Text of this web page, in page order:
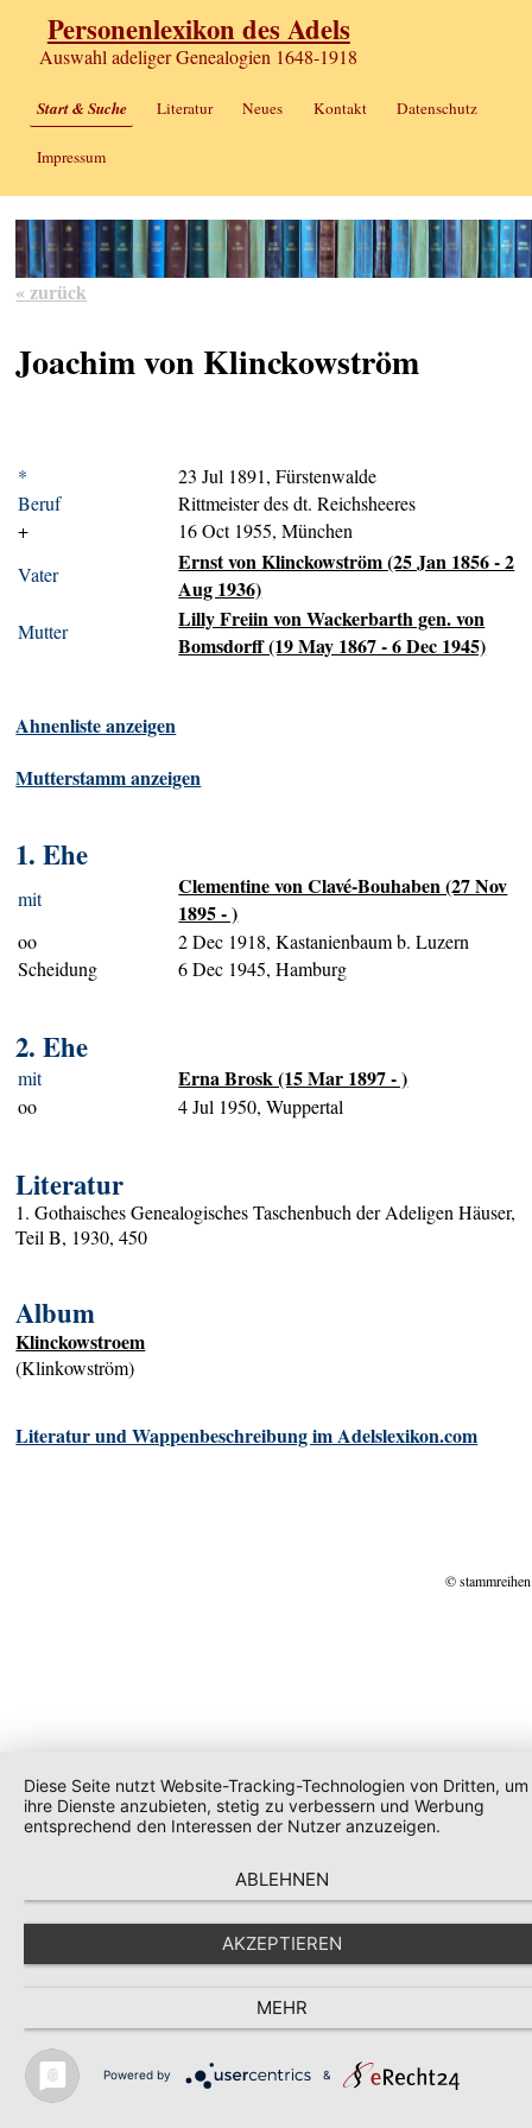
Personenlexikon des Adels
Auswahl adeliger Genealogien 1648-1918
Start & Suche Literatur Neues Kontakt Datenschutz
Impressum
« zurück
Joachim von Klinckowström
*
23 Jul 1891, Fürstenwalde
Beruf
Rittmeister des dt. Reichsheeres
+
16 Oct 1955, München
Vater
Ernst von Klinckowström (25 Jan 1856 - 2
Aug 1936)
Mutter
Lilly Freiin von Wackerbarth gen. von
Bomsdorff (19 May 1867 - 6 Dec 1945)
Ahnenliste anzeigen
Mutterstamm anzeigen
1. Ehe
mit
Clementine von Clavé-Bouhaben (27 Nov
1895 - )
oo
2 Dec 1918, Kastanienbaum b. Luzern
Scheidung
6 Dec 1945, Hamburg
2. Ehe
mit Erna Brosk (15 Mar 1897 - )
oo 4 Jul 1950, Wuppertal
Literatur
1. Gothaisches Genealogisches Taschenbuch der Adeligen Häuser,
Teil B, 1930, 450
Album
Klinckowstroem
(Klinkowström)
Literatur und Wappenbeschreibung im Adelslexikon.com
©
Diese Seite nutzt Website-Tracking-Technologien von Dritten, um
ihre Dienste anzubieten, stetig zu verbessern und Werbung
entsprechend den Interessen der Nutzer anzuzeigen.
ABLEHNEN
AKZEPTIEREN
MEHR
Powered by &